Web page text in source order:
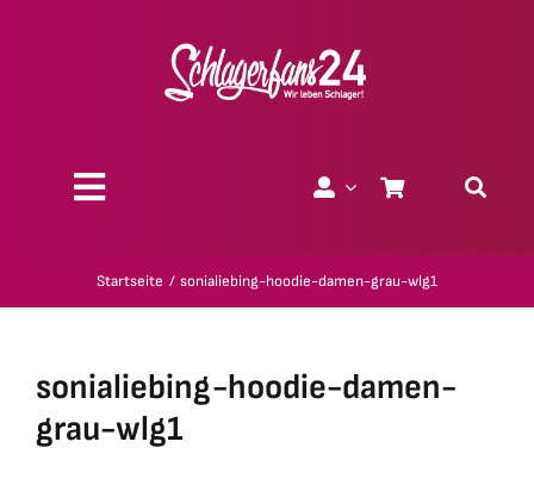
Toggle
Geschenk-Gutscheine
Startseite sonialiebing-hoodie-damen-grau-wlg1
sonialiebing-hoodie-damen-
grau-wlg1